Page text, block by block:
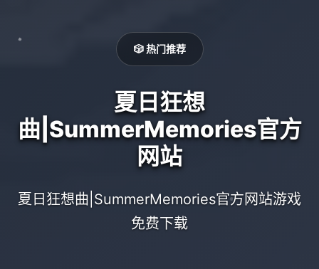
🎲 热门推荐
夏日狂想
曲|SummerMemories官方
网站
夏日狂想曲|SummerMemories官方网站游戏
免费下载